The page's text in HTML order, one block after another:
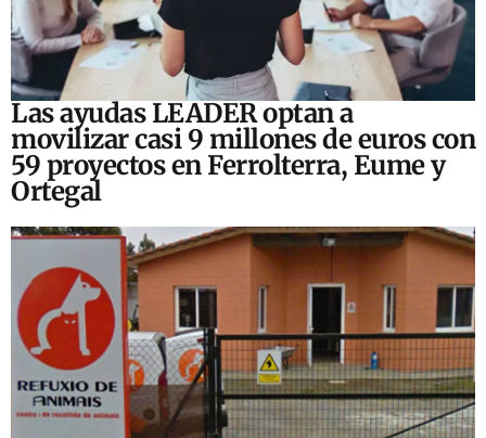
Las ayudas LEADER optan a
movilizar casi 9 millones de euros con
59 proyectos en Ferrolterra, Eume y
Ortegal